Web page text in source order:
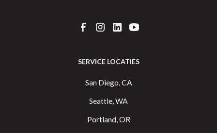
SERVICE LOCATIES
San Diego, CA
Seattle, WA
Portland, OR